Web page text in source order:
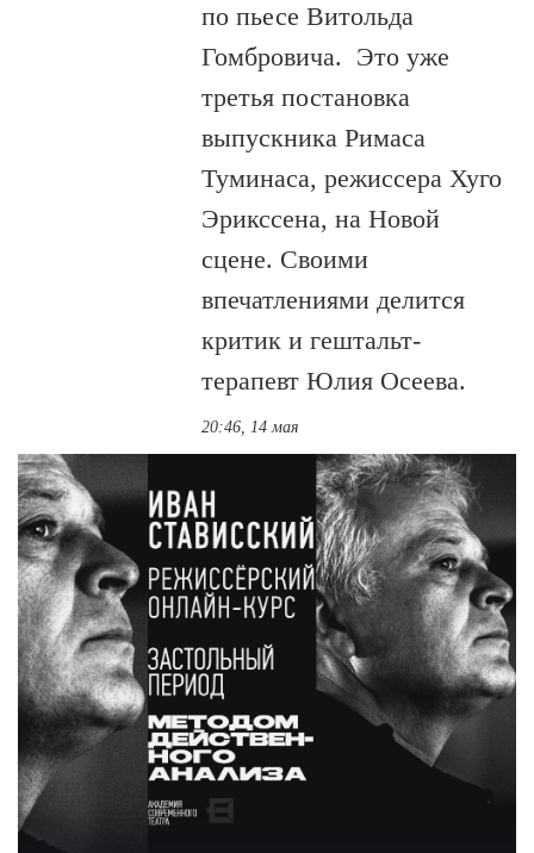
по пьесе Витольда
Гомбровича. Это уже
третья постановка
выпускника Римаса
Туминаса, режиссера Хуго
Эрикссена, на Новой
сцене. Своими
впечатлениями делится
критик и гештальт-
терапевт Юлия Осеева.
20:46, 14 мая